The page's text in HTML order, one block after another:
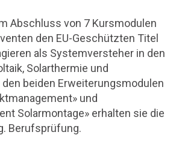
Abschluss von 7 Kursmodulen
den EU-Geschützten Titel
als Systemversteher in den
Solarthermie und
beiden Erweiterungsmodulen
und
Solarmontage» erhalten sie die
Berufsprüfung.